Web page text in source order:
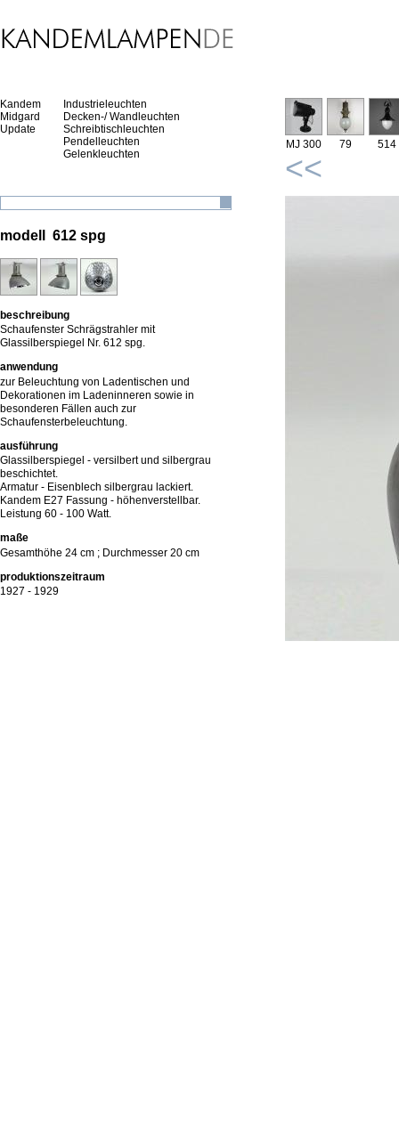
Kandem
Midgard
Update
Industrieleuchten
Decken-/ Wandleuchten
Schreibtischleuchten
Pendelleuchten
Gelenkleuchten
modell 612 spg
beschreibung
Schaufenster Schrägstrahler mit
Glassilberspiegel Nr. 612 spg.
anwendung
zur Beleuchtung von Ladentischen und
Dekorationen im Ladeninneren sowie in
besonderen Fällen auch zur
Schaufensterbeleuchtung.
ausführung
Glassilberspiegel - versilbert und silbergrau
beschichtet.
Armatur - Eisenblech silbergrau lackiert.
Kandem E27 Fassung - höhenverstellbar.
Leistung 60 - 100 Watt.
maße
Gesamthöhe 24 cm ; Durchmesser 20 cm
produktionszeitraum
1927 - 1929
MJ 300 79 514
<<